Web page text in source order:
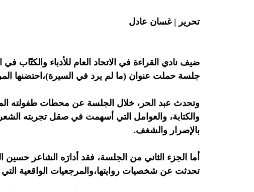
تحرير | غسان عادل
جلسة حملت عنوان (ما لم يرد في السيرة)،احتضنها
وتحدث عبد الحر، خلال الجلسة عن محطات طفولته
والكتابة، والعوامل التي أسهمت في صقل تجربته
بالإصرار والشغف.
أما الجزء الثاني من الجلسة، فقد أدارَه الشاعر
تحدثت عن شخصيات روايتها،والمرجعيات الواقعية